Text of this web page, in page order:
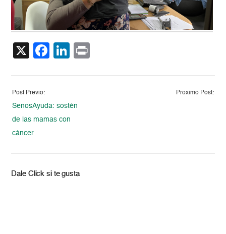
X Facebook
LinkedIn
Post Previo:
SenosAyuda: sostén
de las mamas con
cáncer
Proximo Post:
Dale Click si te gusta